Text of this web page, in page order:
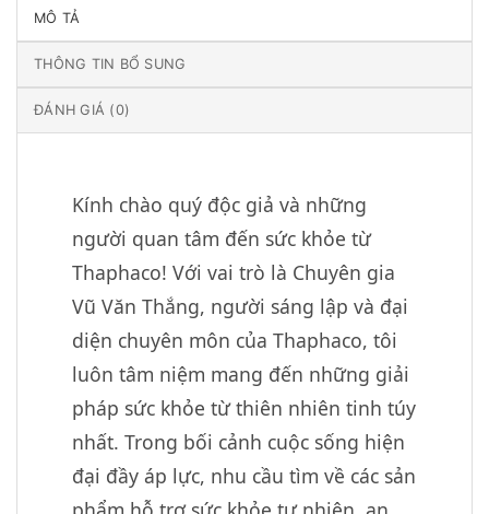
MÔ TẢ
THÔNG TIN BỔ SUNG
ĐÁNH GIÁ (0)
Kính chào quý độc giả và những
người quan tâm đến sức khỏe từ
Thaphaco! Với vai trò là Chuyên gia
Vũ Văn Thắng, người sáng lập và đại
diện chuyên môn của Thaphaco, tôi
luôn tâm niệm mang đến những giải
pháp sức khỏe từ thiên nhiên tinh túy
nhất. Trong bối cảnh cuộc sống hiện
đại đầy áp lực, nhu cầu tìm về các sản